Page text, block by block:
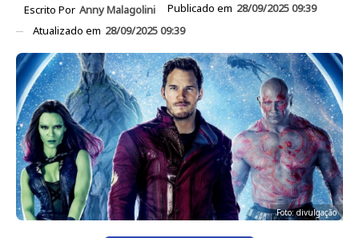
Escrito Por Anny Malagolini Publicado em 28/09/2025 09:39
Atualizado em 28/09/2025 09:39
Foto: divulgação